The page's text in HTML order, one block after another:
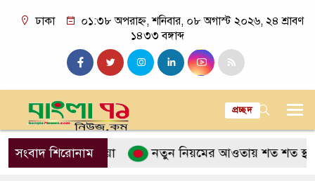
ঢাকা
০১:৩৮ অপরাহ্ন, শনিবার, ০৮ অগাস্ট ২০২৬, ২৪ শ্রাবণ
১৪৩৩ বঙ্গাব্দ
প্রচ্ছদ
সংবাদ শিরোনাম
ফারিয়া নতুন নিয়মের আওতায় শত শত স্থায়ী